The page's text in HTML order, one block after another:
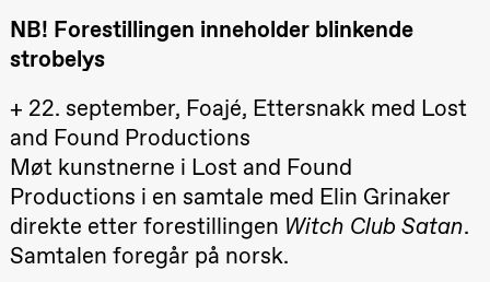
crypt_ –
Animeopera
av Yuri
Umemoto
(Black Box
teater)
Fredag 18. september
20.00
Pinquins &
Kjersti Alm
Eriksen
Hi sida
NB! Forestillingen inneholder blinkende
strobelys
+ 22. september, Foajé, Ettersnakk med Lost
and Found Productions
Møt kunstnerne i Lost and Found
Productions i en samtale med Elin Grinaker
direkte etter forestillingen Witch Club Satan.
Samtalen foregår på norsk.